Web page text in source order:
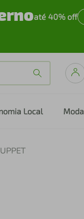
até 40% off
Local Moda